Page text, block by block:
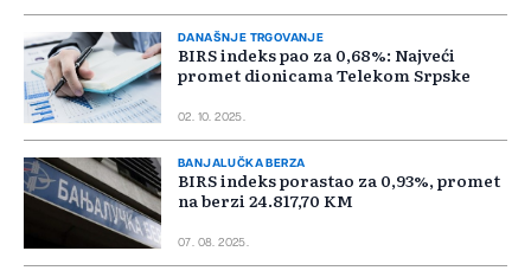
DANAŠNJE TRGOVANJE
BIRS indeks pao za 0,68%: Najveći
promet dionicama Telekom Srpske
02. 10. 2025.
BANJALUČKA BERZA
BIRS indeks porastao za 0,93%, promet
na berzi 24.817,70 KM
07. 08. 2025.